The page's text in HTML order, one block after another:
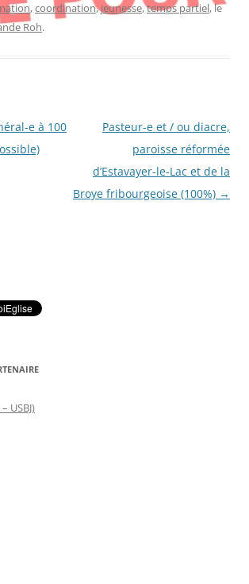
,coordination,jeunesse,temps partiel, le
Roh.
e à 100
Pasteur-e et / ou diacre,
paroisse réformée
d’Estavayer-le-Lac et de la
Broye fribourgeoise (100%) →
USBJ)